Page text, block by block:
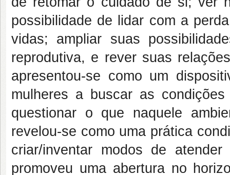
possibilidade de lidar com a
vidas; ampliar suas
reprodutiva, e rever suas
apresentou-se como um
mulheres a buscar as
questionar o que naquele
revelou-se como uma prática
criar/inventar modos de
promoveu uma abertura no